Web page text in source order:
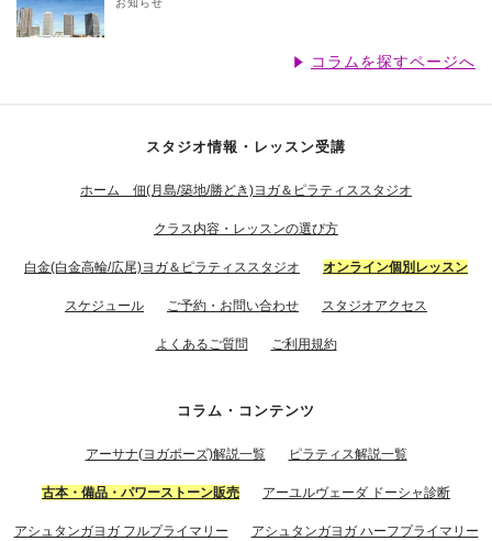
お知らせ
コラムを探すページへ
スタジオ情報・レッスン受講
ホーム 佃(月島/築地/勝どき)ヨガ＆ピラティススタジオ
クラス内容・レッスンの選び方
白金(白金高輪/広尾)ヨガ＆ピラティススタジオ オンライン個別レッスン
スケジュール ご予約・お問い合わせ スタジオアクセス
よくあるご質問 ご利用規約
コラム・コンテンツ
アーサナ(ヨガポーズ)解説一覧 ピラティス解説一覧
古本・備品・パワーストーン販売 アーユルヴェーダ ドーシャ診断
アシュタンガヨガ フルプライマリー アシュタンガヨガ ハーフプライマリー